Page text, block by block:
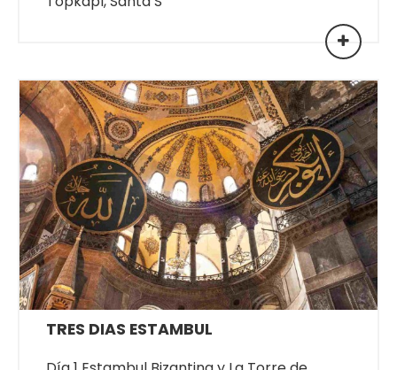
TRES DIAS ESTAMBUL